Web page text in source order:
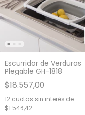
Escurridor de Verduras
Plegable GH-1818
$18.557,00
12 cuotas sin interés de
$1.546,42